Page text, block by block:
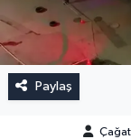
Paylaş